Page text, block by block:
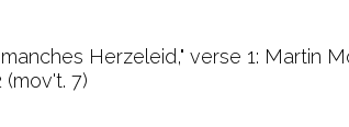
Herzeleid," verse 1: Martin
(mov't. 7)